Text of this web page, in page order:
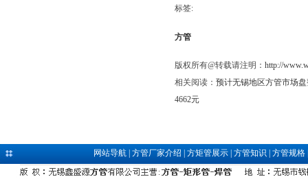
标签:
方管
版权所有@转载请注明： http://
相关阅读： 预计无锡地区方管市场
4662元
网站导航| 方管厂家介绍 方矩管展示| 方管知识 方管规格